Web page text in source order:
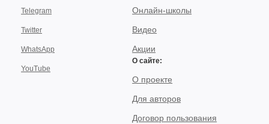
Telegram
Twitter
WhatsApp
YouTube
Онлайн-школы
Видео
Акции
О сайте:
О проекте
Для авторов
Договор пользования